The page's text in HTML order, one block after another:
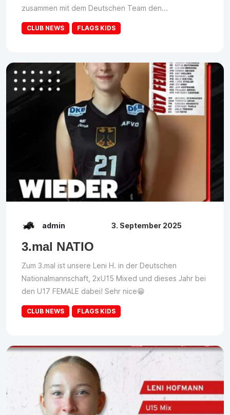
zusammen mit dem Deutschen Team den...
CLUB NEWS FLAGS KIDS
admin 3. September 2025
3.mal NATIO
Zum 3.mal ist unsere Leni H. in der Deutschen
Nationalmannschaft, 2xU15 Mixed und dieses Jahr bei
den U17 FEMALE dabei! Sehr nice😁
CLUB NEWS FLAGS KIDS